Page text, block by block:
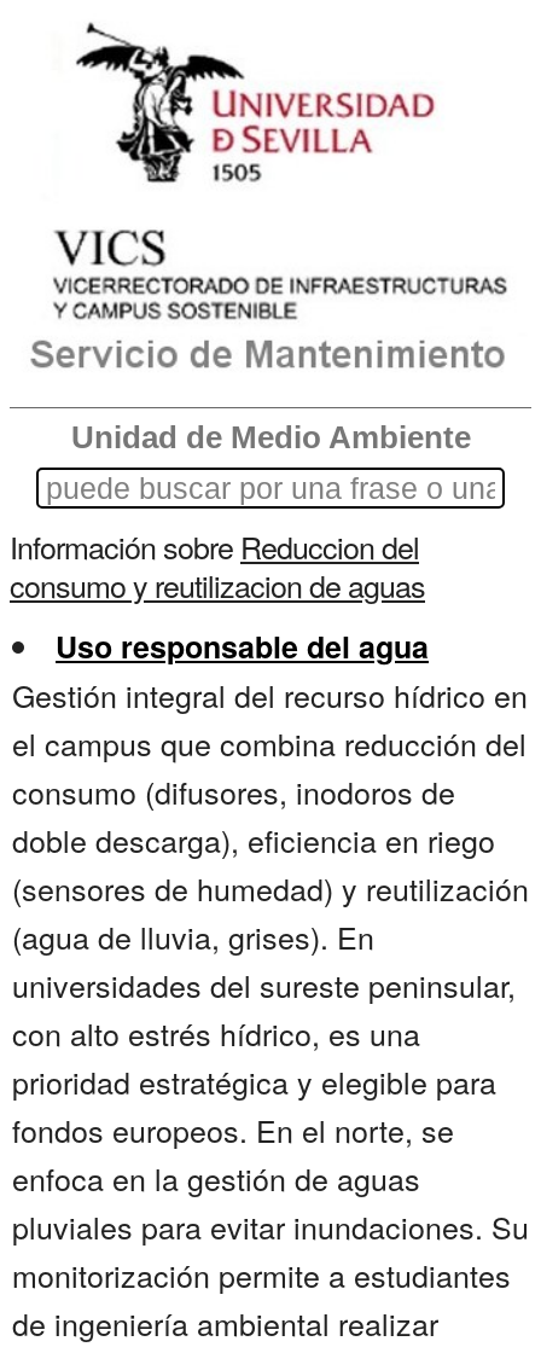
Unidad de Medio Ambiente
Información sobre Reduccion del
consumo y reutilizacion de aguas
Uso responsable del agua
Gestión integral del recurso hídrico en
el campus que combina reducción del
consumo (difusores, inodoros de
doble descarga), eficiencia en riego
(sensores de humedad) y reutilización
(agua de lluvia, grises). En
universidades del sureste peninsular,
con alto estrés hídrico, es una
prioridad estratégica y elegible para
fondos europeos. En el norte, se
enfoca en la gestión de aguas
pluviales para evitar inundaciones. Su
monitorización permite a estudiantes
de ingeniería ambiental realizar